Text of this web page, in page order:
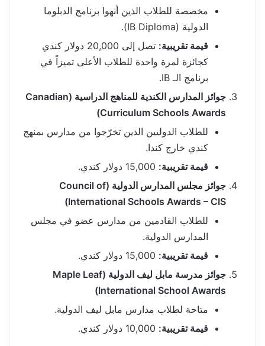
مخصصة للطلاب الذين أنهوا برنامج الدبلوما
الدولية (IB Diploma).
قيمة تقريبية:
تصل إلى 20,000 دولار كندي
كجائزة لمرة واحدة للطلاب الأعلى تميزاً في
برنامج الـ IB.
جوائز المدارس الكندية للمناهج الدراسية (Canadian
Curriculum Schools Awards)
للطلاب الدوليين الذين تخرّجوا من مدارس بمنهج
كندي خارج كندا.
قيمة تقريبية:
جوائز مجلس المدارس الدولية (Council of
International Schools Awards – CIS)
للطلاب القادمين من مدارس عضو في مجلس
المدارس الدولية.
قيمة تقريبية:
جوائز مدرسة مابل ليف الدولية (Maple Leaf
International School Awards)
متاحة لطلاب مدارس مابل ليف الدولية.
قيمة تقريبية: